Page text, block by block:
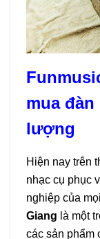
mua
lượng
Hiện nay trên
nhạc cụ phục
nghiệp của
Giang là một
các sản phẩm